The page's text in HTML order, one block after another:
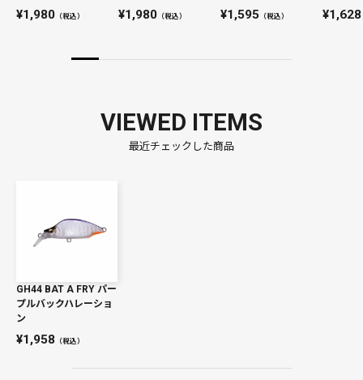
1,980 （税込） 1,980（税込） 1,595（税込） 1,628
VIEWED ITEMS
最近チェックした商品
GH44 BAT A FRY パー
プルバックハレーショ
ン
1,958 （税込）